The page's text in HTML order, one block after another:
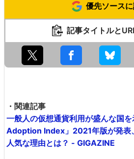
優先ソース
記事タイトルと
・関連記事
一般人の仮想通貨利用が盛んな国
Adoption Index」2021年版が発表
人気な理由とは？ - GIGAZINE